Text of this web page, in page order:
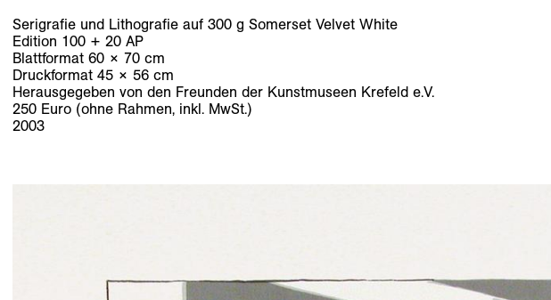
Serigrafie und Lithografie auf 300 g Somerset Velvet White
Edition 100 + 20 AP
Blattformat 60 × 70 cm
Druckformat 45 × 56 cm
Herausgegeben von den Freunden der Kunstmuseen Krefeld e.V.
250 Euro (ohne Rahmen, inkl. MwSt.)
2003